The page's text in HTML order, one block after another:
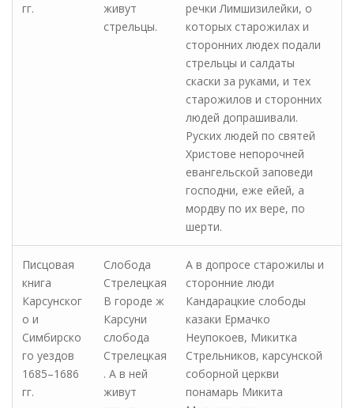
гг.
живут
стрельцы.
речки Лимшизилейки, о
которых старожилах и
сторонних людех подали
стрельцы и салдаты
скаски за руками, и тех
старожилов и сторонних
людей допрашивали.
Руских людей по святей
Христове непорочней
евангельской заповеди
господни, еже ейей, а
мордву по их вере, по
шерти.
Писцовая
книга
Карсунског
о и
Симбирско
го уездов
1685–1686
гг.
Слобода
Стрелецкая
В городе ж
Карсуни
слобода
Стрелецкая
. А в ней
живут
А в допросе старожилы и
сторонние люди
Кандарацкие слободы
казаки Ермачко
Неупокоев, Микитка
Стрельников, карсунской
соборной церкви
понамарь Микита